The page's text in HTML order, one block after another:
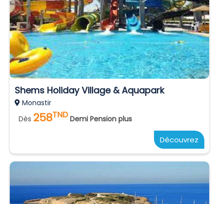
Shems Holiday Village & Aquapark
Monastir
Dès 258TND Demi Pension plus
Découvrez